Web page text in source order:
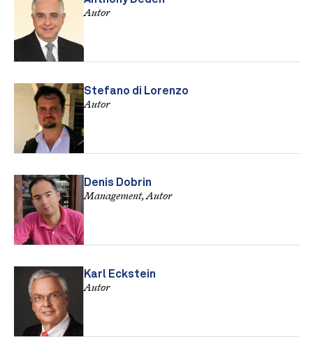
Autor
Stefano di Lorenzo
Autor
Denis Dobrin
Management, Autor
Karl Eckstein
Autor